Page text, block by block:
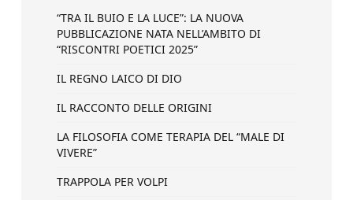
“TRA IL BUIO E LA LUCE”: LA NUOVA
PUBBLICAZIONE NATA NELL’AMBITO DI
“RISCONTRI POETICI 2025”
IL REGNO LAICO DI DIO
IL RACCONTO DELLE ORIGINI
LA FILOSOFIA COME TERAPIA DEL “MALE DI
VIVERE”
TRAPPOLA PER VOLPI